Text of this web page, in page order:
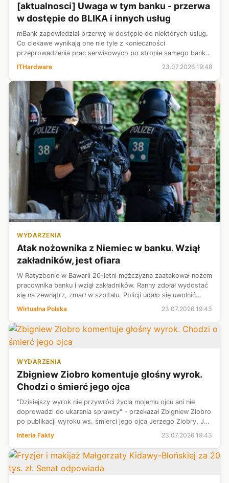
[aktualnosci] Uwaga w tym banku - przerwa
w dostępie do BLIKA i innych usług
mBank zapowiedział przerwę w dostępie do niektórych usług.
Co ciekawe wynikają one nie tyle z konieczności
przeprowadzenia prac serwisowych po stronie samego banku,
lecz zewnętrznych podmiotów. Najbliższe dwa weekendy
ITHardware 23.07.2026 19:48
WYDARZENIA
Atak nożownika z Niemiec w banku. Wziął
zakładników, jest ofiara
W Ratyzbonie w Bawarii 20-letni mężczyzna zaatakował nożem
pracownika banku i wziął zakładników. Ranny zdołał wydostać
się na zewnątrz, zmarł w szpitalu. Policji udało się uwolnić
Wirtualna Polska 23.07.2026 19:43
WYDARZENIA
Zbigniew Ziobro komentuje głośny wyrok.
Chodzi o śmierć jego ojca
"Dzisiejszy wyrok nie przywróci życia mojemu ojcu ani nie
doprowadzi do ukarania sprawcy" - przekazał Zbigniew Ziobro
po publikacji wyroku ws. śmierci jego ojca Jerzego Ziobry. Jak
diagnostyczno-...
Interia Fakty 23.07.2026 19:43